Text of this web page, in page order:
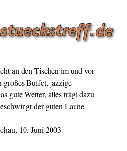
an den Tischen im und vor
großes Buffet, jazzige
gute Wetter, alles trägt dazu
der guten Laune
10. Juni 2003